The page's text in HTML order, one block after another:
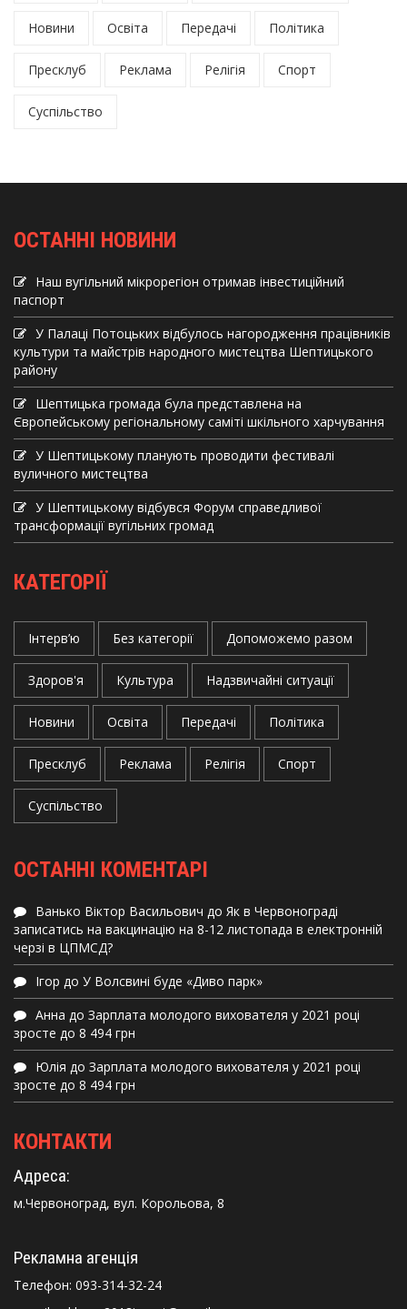
Новини Освіта Передачі Політика
Пресклуб Реклама Релігія Спорт
Суспільство
ОСТАННІ НОВИНИ
Наш вугільний мікрорегіон отримав інвеcтиційний
паспорт
У Палаці Потоцьких відбулось нагородження працівників
культури та майстрів народного мистецтва Шептицького
району
Шептицька громада була представлена на
Європейському регіональному саміті шкільного харчування
У Шептицькому планують проводити фестивалі
вуличного мистецтва
У Шептицькому відбувся Форум справедливої
трансформації вугільних громад
КАТЕГОРІЇ
Інтерв’ю Без категорії Допоможемо разом
Здоров'я Культура Надзвичайні ситуації
Новини Освіта Передачі Політика
Пресклуб Реклама Релігія Спорт
Суспільство
ОСТАННІ КОМЕНТАРІ
Ванько Віктор Васильович до Як в Червонограді
записатись на вакцинацію на 8-12 листопада в електронній
черзі в ЦПМСД?
Ігор до У Волсвині буде «Диво парк»
Анна до Зарплата молодого вихователя у 2021 році
зросте до 8 494 грн
Юлія до Зарплата молодого вихователя у 2021 році
зросте до 8 494 грн
КОНТАКТИ
Адреса:
м.Червоноград, вул. Корольова, 8
Рекламна агенція
Телефон: 093-314-32-24